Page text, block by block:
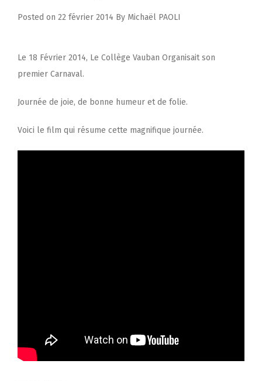
Posted on 22 février 2014 By Michaël PAOLI
Le 18 Février 2014, Le Collège Vauban Organisait son
premier Carnaval.
Journée de joie, de bonne humeur et de folie.
Voici le film qui résume cette magnifique journée.